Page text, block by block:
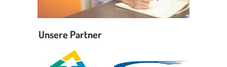
Unsere Partner